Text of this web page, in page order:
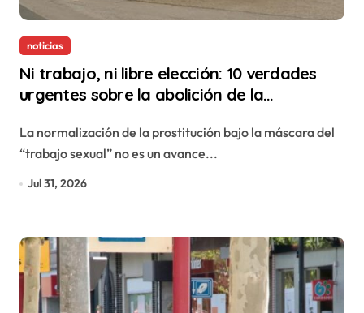
noticias
Ni trabajo, ni libre elección: 10 verdades
urgentes sobre la abolición de la
La normalización de la prostitución bajo la máscara del
“trabajo sexual” no es un avance...
Jul 31, 2026